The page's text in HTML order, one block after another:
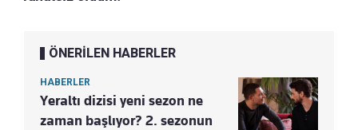
ÖNERİLEN HABERLER
HABERLER
Yeraltı dizisi yeni sezon ne
zaman başlıyor? 2. sezonun